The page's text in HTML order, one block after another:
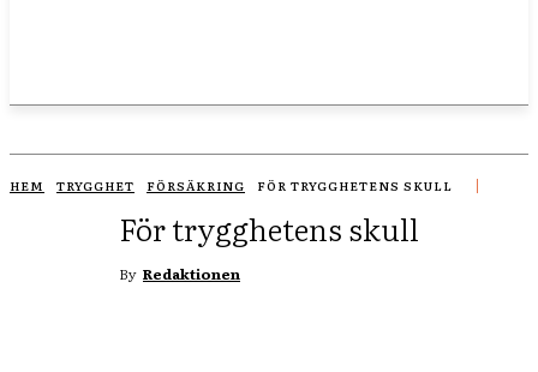
HEM TRYGGHET FÖRSÄKRING FÖR TRYGGHETENS SKULL
För trygghetens skull
By Redaktionen